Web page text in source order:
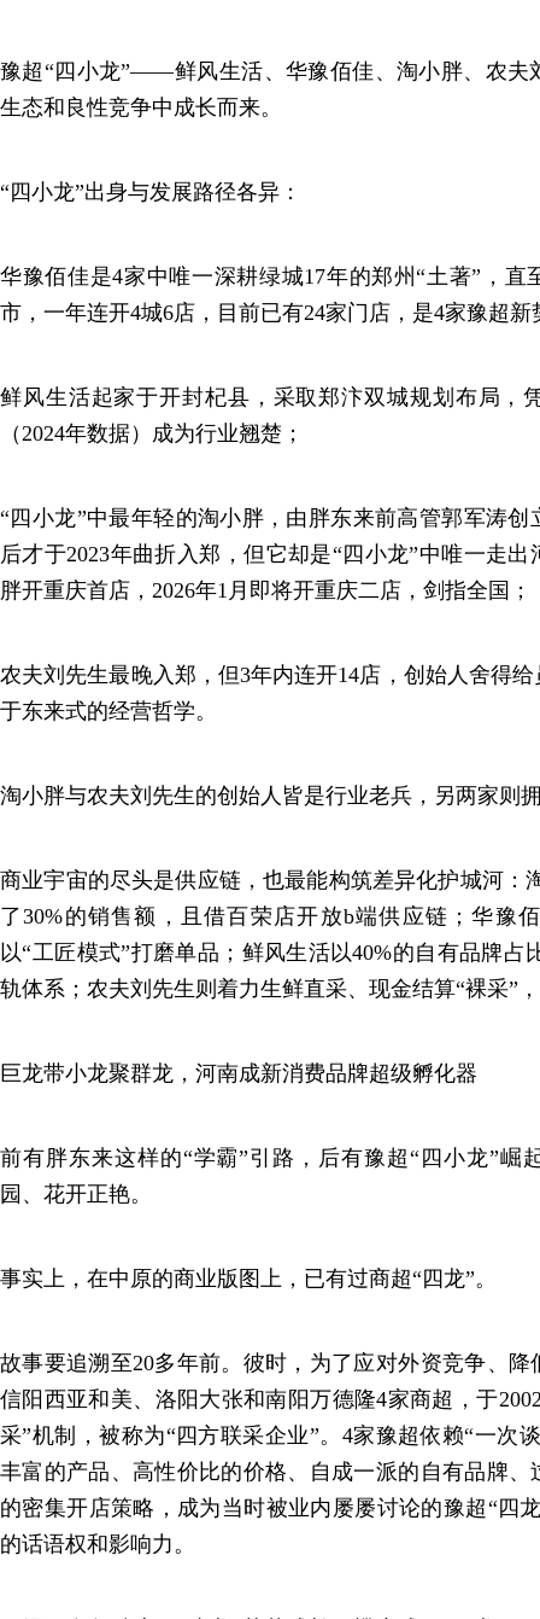
豫超“四小龙”——鲜风生活、华豫佰佳、淘小胖、农夫
生态和良性竞争中成长而来。
“四小龙”出身与发展路径各异：
华豫佰佳是4家中唯一深耕绿城17年的郑州“土著”，直
市，一年连开4城6店，目前已有24家门店，是4家豫超
鲜风生活起家于开封杞县，采取郑汴双城规划布局，
（2024年数据）成为行业翘楚；
“四小龙”中最年轻的淘小胖，由胖东来前高管郭军涛
后才于2023年曲折入郑，但它却是“四小龙”中唯一走
胖开重庆首店，2026年1月即将开重庆二店，剑指全国；
农夫刘先生最晚入郑，但3年内连开14店，创始人舍得
于东来式的经营哲学。
淘小胖与农夫刘先生的创始人皆是行业老兵，另两家则
商业宇宙的尽头是供应链，也最能构筑差异化护城河：
了30%的销售额，且借百荣店开放b端供应链；华豫
以“工匠模式”打磨单品；鲜风生活以40%的自有品牌占
轨体系；农夫刘先生则着力生鲜直采、现金结算“裸采”
巨龙带小龙聚群龙，河南成新消费品牌超级孵化器
前有胖东来这样的“学霸”引路，后有豫超“四小龙”崛
园、花开正艳。
事实上，在中原的商业版图上，已有过商超“四龙”。
故事要追溯至20多年前。彼时，为了应对外资竞争、
信阳西亚和美、洛阳大张和南阳万德隆4家商超，于
采”机制，被称为“四方联采企业”。4家豫超依赖“一次
丰富的产品、高性价比的价格、自成一派的自有品牌
的密集开店策略，成为当时被业内屡屡讨论的豫超“四
的话语权和影响力。